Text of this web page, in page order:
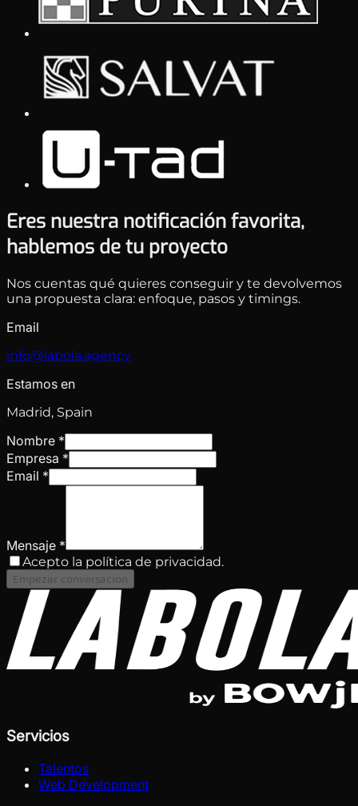
Eres nuestra notificación favorita,
hablemos de tu proyecto
Nos cuentas qué quieres conseguir y te devolvemos
una propuesta clara: enfoque, pasos y timings.
Email
info@labola.agency
Estamos en
Madrid, Spain
Nombre *
Empresa *
Email *
Mensaje *
Acepto la política de privacidad.
Empezar conversacion
Servicios
Talentos
Web Development